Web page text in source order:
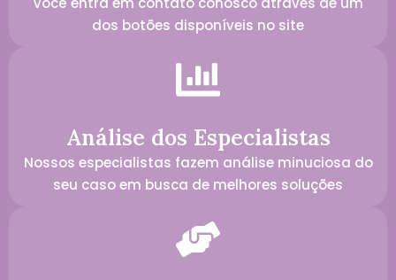
dos botões disponíveis no site
Análise dos Especialistas
Nossos especialistas fazem análise minuciosa do
seu caso em busca de melhores soluções